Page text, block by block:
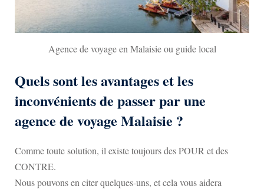
Agence de voyage en Malaisie ou guide local
Quels sont les avantages et les
inconvénients de passer par une
agence de voyage Malaisie ?
Comme toute solution, il existe toujours des POUR et des
CONTRE.
Nous pouvons en citer quelques-uns, et cela vous aidera